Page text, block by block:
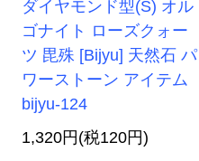
ダイヤモンド型(S) オル
ゴナイト ローズクォー
ツ 毘殊 [Bijyu] 天然石 パ
ワーストーン アイテム
bijyu-124
1,320円(税120円)